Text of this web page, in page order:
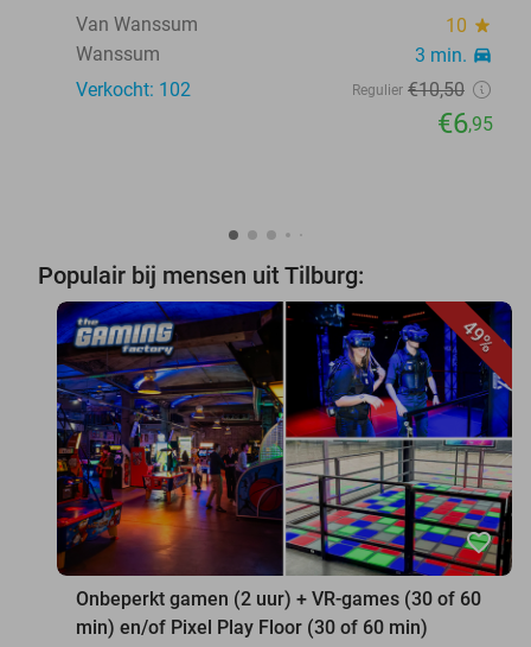
Van Wanssum
10 star
Wanssum 3 min. directions_car
Verkocht: 102 Regulier €10,50
€6,95
Populair bij mensen uit Tilburg:
49%
favorite_border
Onbeperkt gamen (2 uur) + VR-games (30 of 60
min) en/of Pixel Play Floor (30 of 60 min)